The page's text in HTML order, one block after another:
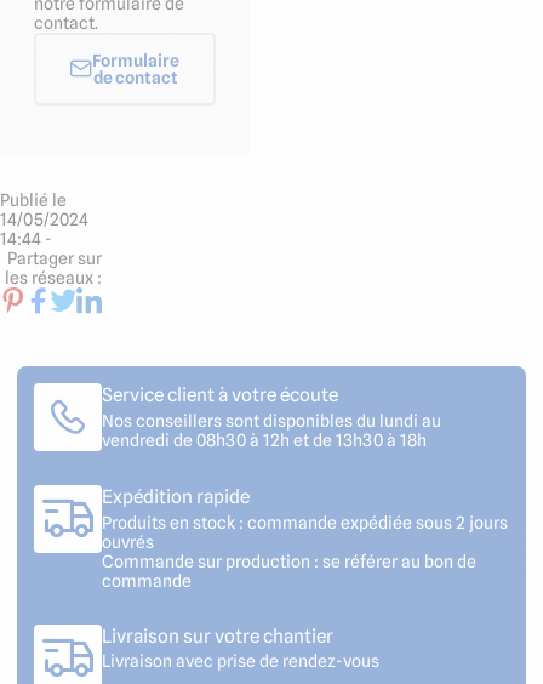
Publié le
14/05/2024
14:44 -
Partager sur
les réseaux :
contact.
Formulaire
de contact
Service client à votre écoute
Nos conseillers sont disponibles du lundi au
vendredi de 08h30 à 12h et de 13h30 à 18h
Expédition rapide
Produits en stock : commande expédiée sous 2 jours
ouvrés
Commande sur production : se référer au bon de
commande
Livraison sur votre chantier
Livraison avec prise de rendez-vous